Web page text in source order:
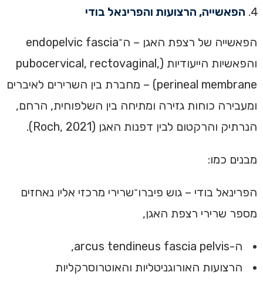
הפאשייה, הרצועות והפרינאל בודי
הפאשייה של רצפת האגן – ה־endopelvic fascia
והפאשיות הייעודיות (pubocervical, rectovaginal,
perineal membrane) – מחברת בין השרירים לאיברים
ומעבירה כוחות גזירה ומתיחה בין השלפוחית, הרחם,
הנרתיק והרקטום לבין דפנות האגן (Roch, 2021).
מבנים כמו:
הפרינאל בודי – גוש פיברו־שרירי מרכזי אליו נאחזים
מספר שרירי רצפת האגן,
ה-arcus tendineus fascia pelvis,
הרצועות האורוגניטליות והאוטרוסרקליות